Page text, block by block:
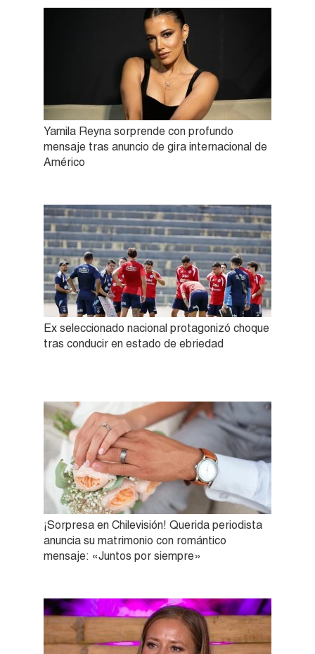
Yamila Reyna sorprende con profundo
mensaje tras anuncio de gira internacional de
Américo
Ex seleccionado nacional protagonizó choque
tras conducir en estado de ebriedad
¡Sorpresa en Chilevisión! Querida periodista
anuncia su matrimonio con romántico
mensaje: «Juntos por siempre»